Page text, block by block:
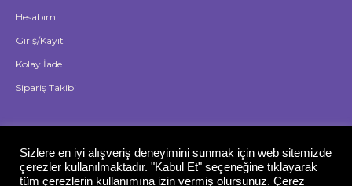
Hesabım
Giriş/Kayıt
Kolay İade
Sipariş Takibi
Youtube
Sizlere en iyi alışveriş deneyimini sunmak için web sitemizde
çerezler kullanılmaktadır. "Kabul Et" seçeneğine tıklayarak
tüm çerezlerin kullanımına izin vermiş olursunuz. Çerez